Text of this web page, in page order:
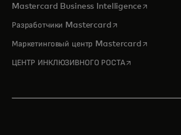
Mastercard Business Intelligenceopens in
Разработчики Mastercardopens in a new
Маркетинговый центр Mastercardopens in
ЦЕНТР ИНКЛЮЗИВНОГО РОСТАopens in a